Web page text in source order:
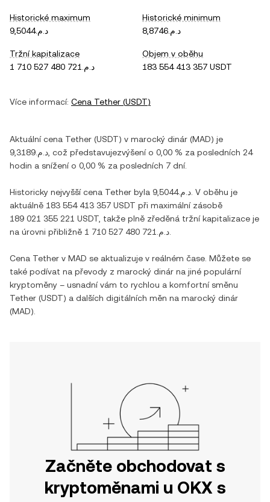
Historické maximum
د.م.9,5044
Historické minimum
د.م.8,8746
Tržní kapitalizace
د.م.1 710 527 480 721
Objem v oběhu
183 554 413 357 USDT
Více informací: Cena Tether (USDT)
Aktuální cena Tether (USDT) v marocký dinár (MAD) je
د.م.9,3189 , což představujezvýšenío 0,00 % za posledních 24
hodin a sníženío 0,00 % za posledních 7 dní.
Historicky nejvyšší cena Tether byla د.م.9,5044 . V oběhu je
aktuálně 183 554 413 357 USDT při maximální zásobě
189 021 355 221 USDT , takže plně zředěná tržní kapitalizace je
na úrovni přibližně
د.م.1 710 527 480 721
Cena Tether v MAD se aktualizuje v reálném čase. Můžete se
také podívat na převody z marocký dinár na jiné populární
kryptoměny – usnadní vám to rychlou a komfortní směnu
Tether (USDT) a dalších digitálních měn na marocký dinár
(MAD).
Začněte obchodovat s
kryptoměnami u OKX s